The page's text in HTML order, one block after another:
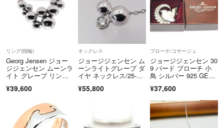
返品詳細は「返品特約」をご確認下さい。
▼特商法
▼返品特約
https://fril.jp/ts/official/law/a476/#return_policy
▼適格請求書発行事業者登録番号
リング(指輪)
Georg Jensen ジョー
ジジェンセン ムーンラ
イト グレープ リン
SV925 12号 シルバ
【中古】
¥39,600
ネックレス
ジョージジェンセン ム
ーンライトグレープ ダ
イヤ ネックレス/25-11
¥55,800
ブローチ/コサージュ
ジョージジェンセン 30
9 バード ブローチ 小
鳥 シルバー 925 GEO
¥37,600